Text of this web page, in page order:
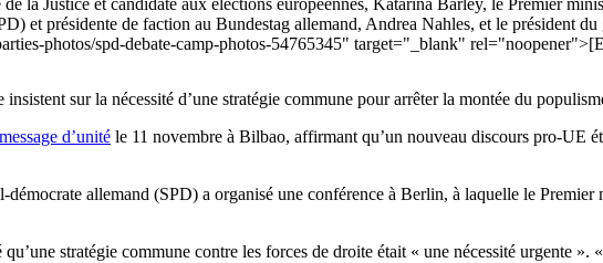
la Justice et candidate aux élections européennes, Katarina Barley, le Premier
et présidente de faction au Bundestag allemand, Andrea Nahles, et le président
photos/spd-debate-camp-photos-54765345" target="_blank"
sur la nécessité d’une stratégie commune pour arrêter la montée du
message d’unité le 11 novembre à Bilbao, affirmant qu’un nouveau discours pro-UE
allemand (SPD) a organisé une conférence à Berlin, à laquelle le
stratégie commune contre les forces de droite était « une nécessité urgente